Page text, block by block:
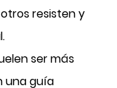
resisten y
ser más
una guía